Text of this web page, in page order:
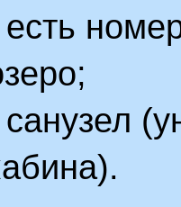
есть
санузел